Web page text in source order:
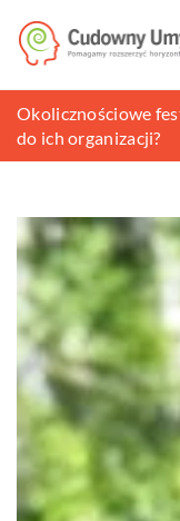
Jak zaplanować
Okolicznościowe
do ich organizacji?
Co oferuje firma